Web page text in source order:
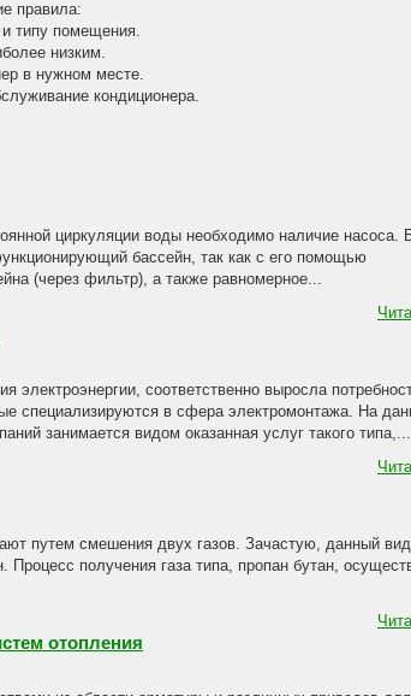
правила:
типу помещения.
низким.
в нужном месте.
кондиционера.
циркуляции воды необходимо наличие насоса.
бассейн, так как с его помощью
(через фильтр), а также равномерное...
электроэнергии, соответственно выросла
специализируются в сфера электромонтажа. На
занимается видом оказанная услуг такого типа,...
путем смешения двух газов. Зачастую, данный вид
Процесс получения газа типа, пропан бутан,
отопления